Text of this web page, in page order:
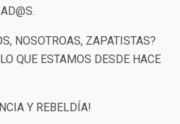
NOSOTROAS, ZAPATISTAS?
QUE ESTAMOS DESDE HACE
Y REBELDÍA!